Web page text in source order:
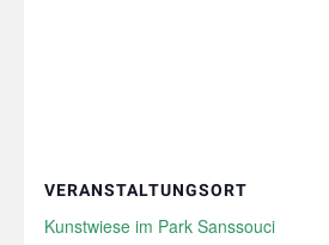
VERANSTALTUNGSORT
Kunstwiese im Park Sanssouci